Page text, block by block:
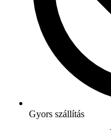
Gyors szállítás